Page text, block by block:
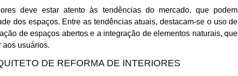
deve estar atento às tendências do mercado, que podem
dos espaços. Entre as tendências atuais, destacam-se o uso de
de espaços abertos e a integração de elementos naturais, que
aos usuários.
DE REFORMA DE INTERIORES